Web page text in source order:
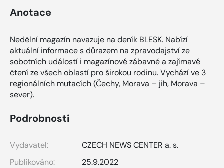
Anotace
Nedělní magazín navazuje na deník BLESK. Nabízí
aktuální informace s důrazem na zpravodajství ze
sobotních událostí i magazínové zábavné a zajímavé
čtení ze všech oblastí pro širokou rodinu. Vychází ve 3
regionálních mutacích (Čechy, Morava – jih, Morava –
sever).
Podrobnosti
Vydavatel:
CZECH NEWS CENTER a. s.
Publikováno:
25.9.2022